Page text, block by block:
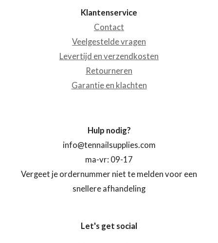
Klantenservice
Contact
Veelgestelde vragen
Levertijd en verzendkosten
Retourneren
Garantie en klachten
Hulp nodig?
info@tennailsupplies.com
ma-vr: 09-17
Vergeet je ordernummer niet te melden voor een
snellere afhandeling
Let's get social